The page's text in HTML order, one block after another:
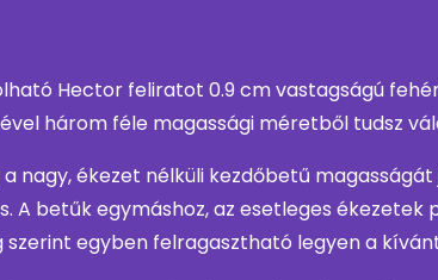
Hector feliratot 0.9 cm vastagságú
három féle magassági méretből tudsz
nagy, ékezet nélküli kezdőbetű
A betűk egymáshoz, az esetleges ékezetek
szerint egyben felragasztható legyen a